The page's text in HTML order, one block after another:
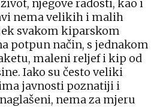
njegove radosti, kao i
nema velikih i malih
svakom kiparskom
potpun način, s jednakom
maleni reljef i kip od
Iako su često veliki
javnosti poznatiji i
nema za mjeru